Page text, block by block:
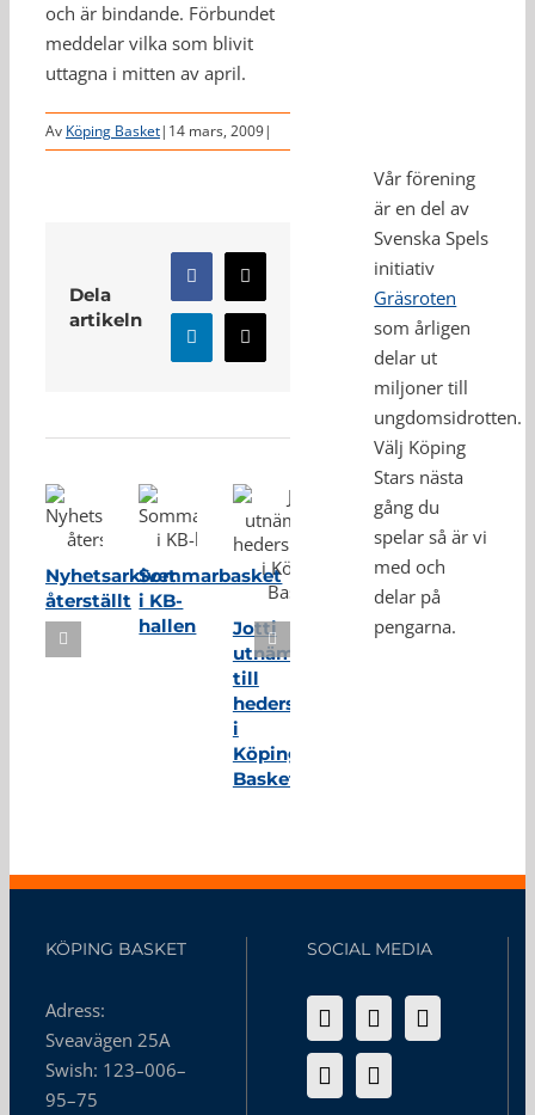
och är bindande. Förbundet
meddelar vilka som blivit
uttagna i mitten av april.
Av Köping Basket| 14 mars, 2009|
Dela
artikeln
Facebook
X
LinkedInE-
post
Nyhetsarkivet
återställt
Sommarbasket
i KB-
hallen
Jotti
utnämnd
till
hedersmedlem
i
Köping
Basket
Vår förening
är en del av
Svenska Spels
initiativ
Gräsroten
som årligen
delar ut
miljoner till
ungdomsidrotten.
Välj Köping
Stars nästa
gång du
spelar så är vi
med och
delar på
pengarna.
KÖPING BASKET
Adress:
Sveavägen 25A
Swish: 123–006–
95–75
SOCIAL MEDIA